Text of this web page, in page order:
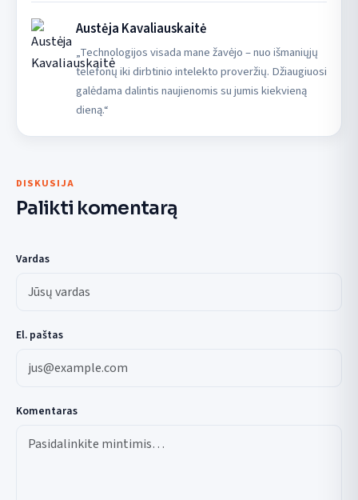
Austėja Kavaliauskaitė
„Technologijos visada mane žavėjo – nuo išmaniųjų
telefonų iki dirbtinio intelekto proveržių. Džiaugiuosi
galėdama dalintis naujienomis su jumis kiekvieną
dieną.“
DISKUSIJA
Palikti komentarą
Vardas
El. paštas
Komentaras